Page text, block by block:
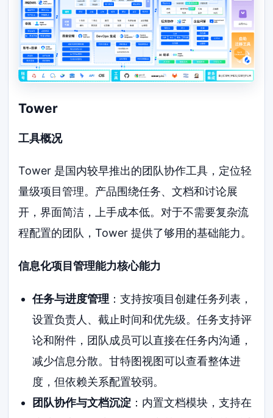
Tower
工具概况
Tower 是国内较早推出的团队协作工具，定位轻
量级项目管理。产品围绕任务、文档和讨论展
开，界面简洁，上手成本低。对于不需要复杂流
程配置的团队，Tower 提供了够用的基础能力。
信息化项目管理能力核心能力
任务与进度管理 ：支持按项目创建任务列表，
设置负责人、截止时间和优先级。任务支持评
论和附件，团队成员可以直接在任务内沟通，
减少信息分散。甘特图视图可以查看整体进
度，但依赖关系配置较弱。
团队协作与文档沉淀：内置文档模块，支持在